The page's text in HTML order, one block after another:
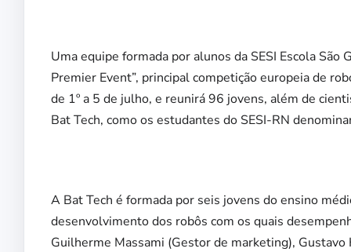
Uma equipe formada por alunos da SESI Escola
Premier Event”, principal competição europeia de
de 1º a 5 de julho, e reunirá 96 jovens, além de
Bat Tech, como os estudantes do SESI-RN
A Bat Tech é formada por seis jovens do ensino
desenvolvimento dos robôs com os quais
Guilherme Massami (Gestor de marketing),